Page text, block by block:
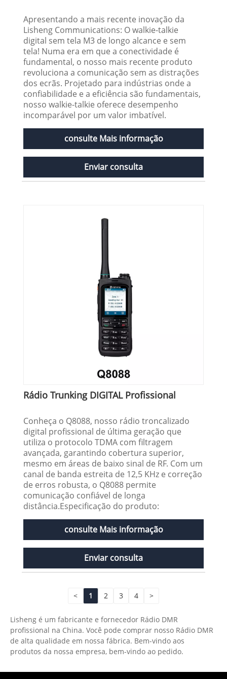
Apresentando a mais recente inovação da
Lisheng Communications: O walkie-talkie
digital sem tela M3 de longo alcance e sem
tela! Numa era em que a conectividade é
fundamental, o nosso mais recente produto
revoluciona a comunicação sem as distrações
dos ecrãs. Projetado para indústrias onde a
confiabilidade e a eficiência são fundamentais,
nosso walkie-talkie oferece desempenho
incomparável por um valor imbatível.
consulte Mais informação
Enviar consulta
Rádio Trunking DIGITAL Profissional
Conheça o Q8088, nosso rádio troncalizado
digital profissional de última geração que
utiliza o protocolo TDMA com filtragem
avançada, garantindo cobertura superior,
mesmo em áreas de baixo sinal de RF. Com um
canal de banda estreita de 12,5 KHz e correção
de erros robusta, o Q8088 permite
comunicação confiável de longa
distância.Especificação do produto:
consulte Mais informação
Enviar consulta
< 1 2 3 4 >
Lisheng é um fabricante e fornecedor Rádio DMR
profissional na China. Você pode comprar nosso Rádio DMR
de alta qualidade em nossa fábrica. Bem-vindo aos
produtos da nossa empresa, bem-vindo ao pedido.